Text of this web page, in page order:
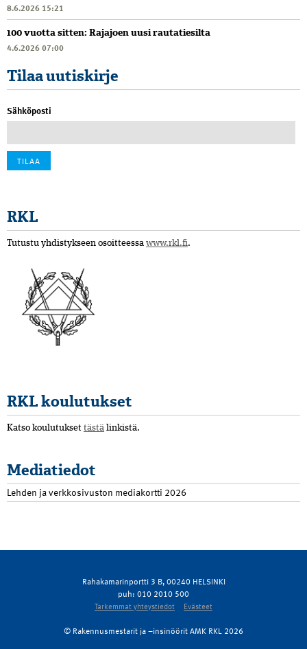
8.6.2026 15:21
100 vuotta sitten: Rajajoen uusi rautatiesilta
4.6.2026 07:00
Tilaa uutiskirje
Sähköposti
RKL
Tutustu yhdistykseen osoitteessa www.rkl.fi.
RKL koulutukset
Katso koulutukset tästä linkistä.
Mediatiedot
Lehden ja verkkosivuston mediakortti 2026
Rahakamarinportti 3 B, 00240 HELSINKI
puh: 010 2010 500
Tarkemmat yhteystiedot Evästeet
© Rakennusmestarit ja –insinöörit AMK RKL 2026